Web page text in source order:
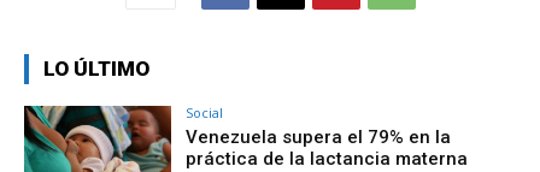
LO ÚLTIMO
Social
Venezuela supera el 79% en la
práctica de la lactancia materna